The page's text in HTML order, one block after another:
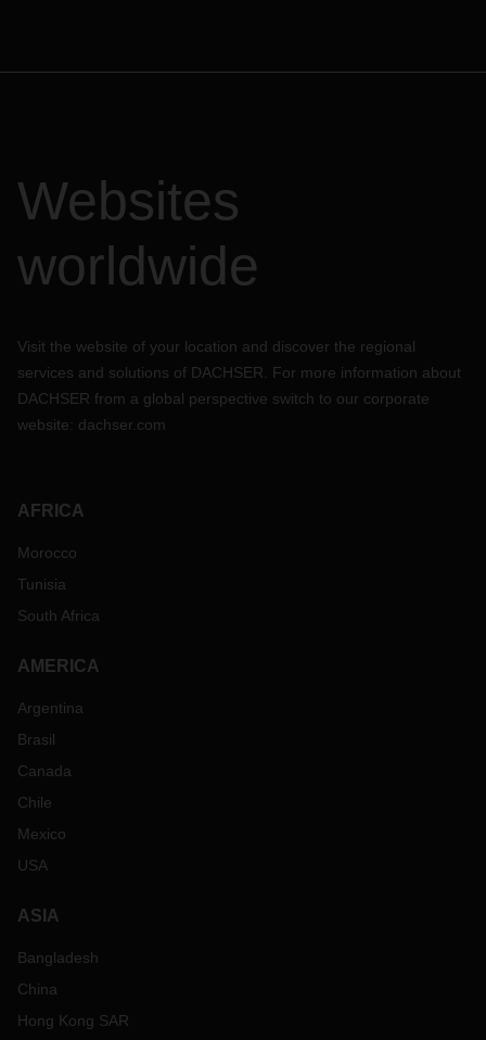
Websites
worldwide
Visit the website of your location and discover the regional
services and solutions of DACHSER. For more information about
DACHSER from a global perspective switch to our corporate
website: dachser.com
AFRICA
Morocco
Tunisia
South Africa
AMERICA
Argentina
Brasil
Canada
Chile
Mexico
USA
ASIA
Bangladesh
China
Hong Kong SAR